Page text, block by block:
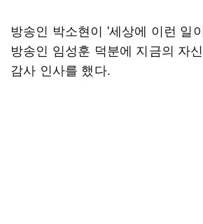
방송인 박소현이 '세상에 이런 일
방송인 임성훈 덕분에 지금의 자
감사 인사를 했다.